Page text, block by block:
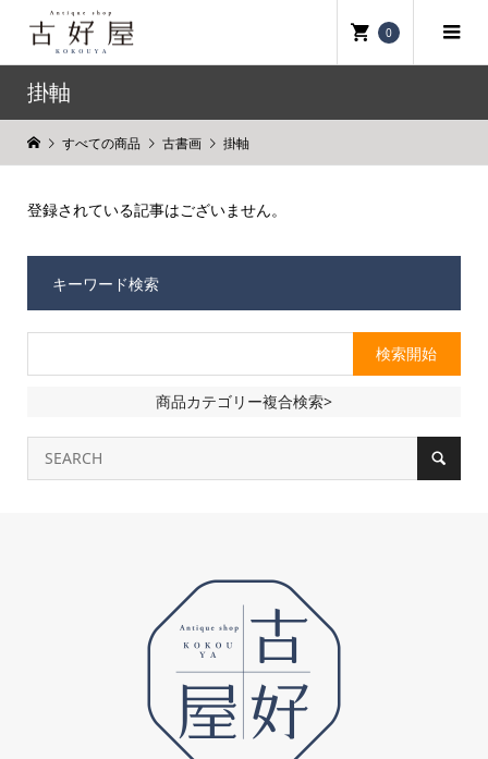
0
掛軸
すべての商品 古書画 掛軸
登録されている記事はございません。
キーワード検索
商品カテゴリー複合検索>